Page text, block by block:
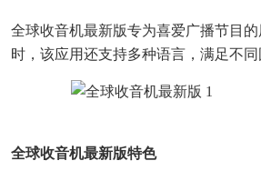
全球收音机最新版专为喜爱广播节目
时，该应用还支持多种语言，满足不同
全球收音机最新版特色